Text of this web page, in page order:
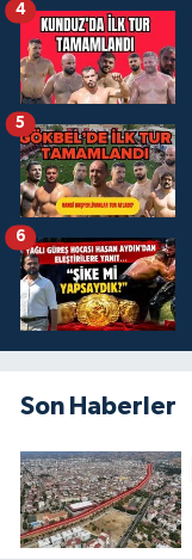
4
5
6
Son Haberler